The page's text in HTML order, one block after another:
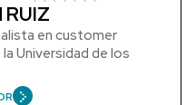
RUIZ
en customer
Universidad de los